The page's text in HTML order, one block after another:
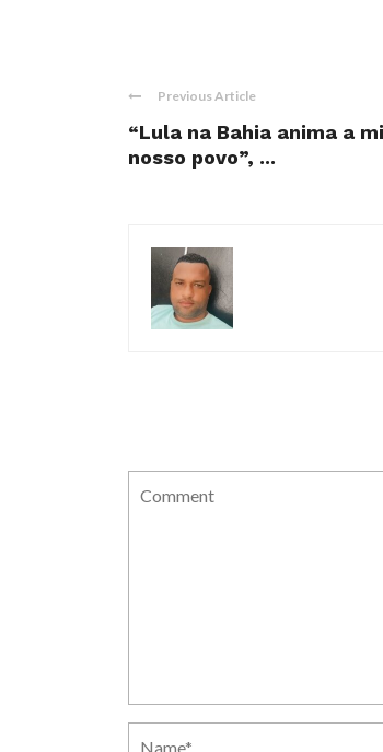
Previous Article
“Lula na Bahia anima a
nosso povo”, ...